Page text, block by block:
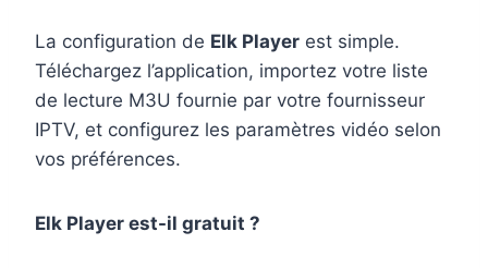
La configuration de Elk Player est simple.
Téléchargez l’application, importez votre liste
de lecture M3U fournie par votre fournisseur
IPTV, et configurez les paramètres vidéo selon
vos préférences.
Elk Player est-il gratuit ?